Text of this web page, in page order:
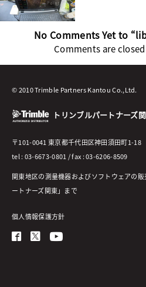
No Comments Yet to
Comments are
© 2010 Trimble Partners Kantou Co.,Ltd.
トリンブルパートナーズ
〒101-0041 東京都千代田区神田須田町1-18
tel : 03-6673-0801 / fax : 03-6206-8509
関東地区の測量機器およびソフトウェアの
ートナーズ関東」まで
個人情報保護方針